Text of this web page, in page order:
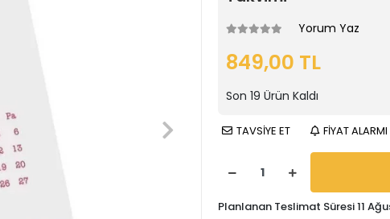
Yorum Yaz
849,00 TL
Son 19 Ürün Kaldı
TAVSİYE ET FİYAT ALARMI
Planlanan Teslimat Süresi 11